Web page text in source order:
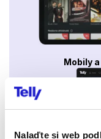
Nalaďte si web
Mobily